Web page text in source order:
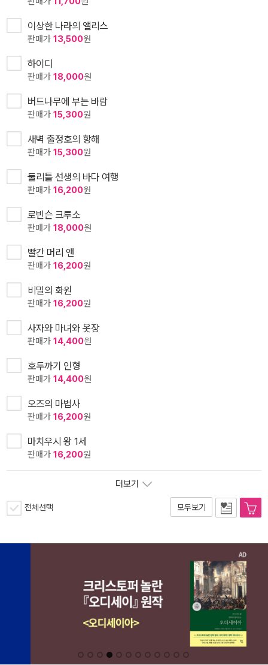
이상한 나라의 앨리스
판매가 13,500원
하이디
판매가 18,000원
버드나무에 부는 바람
판매가 15,300원
새벽 출정호의 항해
판매가 15,300원
둘리틀 선생의 바다 여행
판매가 16,200원
로빈슨 크루소
판매가 18,000원
빨간 머리 앤
판매가 16,200원
비밀의 화원
판매가 16,200원
사자와 마녀와 옷장
판매가 14,400원
호두까기 인형
판매가 14,400원
오즈의 마법사
판매가 16,200원
마치우시 왕 1세
판매가 16,200원
더보기
전체선택 모두보기